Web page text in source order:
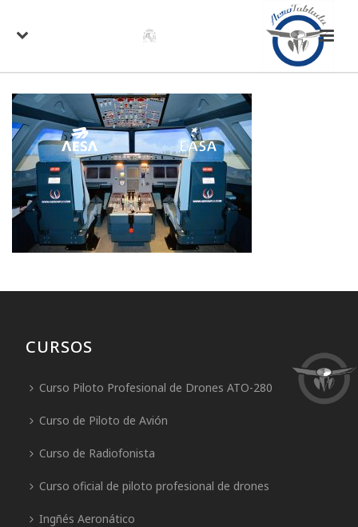
CURSOS
Curso Piloto Profesional de Drones ATO-280
Curso de Piloto de Avión
Curso de Radiofonista
Curso oficial de piloto profesional de drones
Ingñés Aeronático